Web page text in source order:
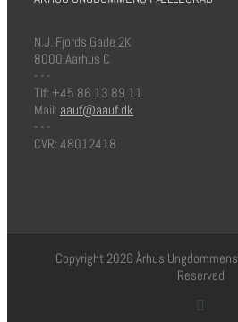
N.J. Fjords Gade 2K
8000 Aarhus C
- - -
Tlf: +45 86 13 89 11
Mail: aauf@aauf.dk
- - -
CVR: 48012418
Copyright 2026 Århus
Reserved